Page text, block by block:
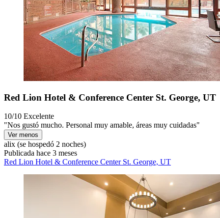
Red Lion Hotel & Conference Center St. George, UT
10/10 Excelente
"Nos gustó mucho. Personal muy amable, áreas muy cuidadas"
Ver menos
alix (se hospedó 2 noches)
Publicada hace 3 meses
Red Lion Hotel & Conference Center St. George, UT